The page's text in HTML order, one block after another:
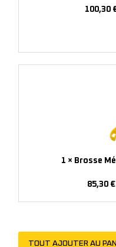
100,30
1 × Brosse
85,30 €
TOUT AJOUTER AU